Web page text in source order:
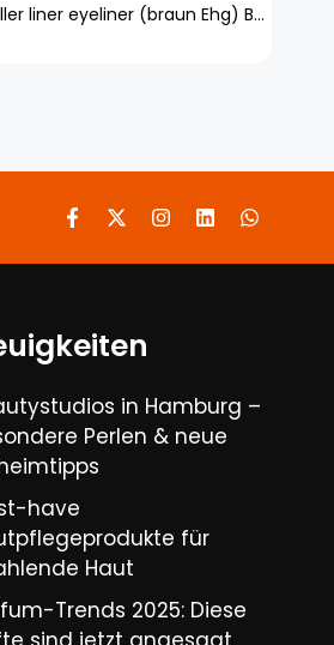
Benefit roller liner eyeliner (braun Ehg) Beauty, Make-up, Augen, Eyeliner
in Hamburg –
Perlen & neue
have
für
Haut
Trends 2025: Diese